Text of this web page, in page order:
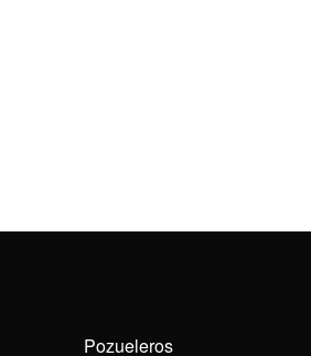
Pozueleros